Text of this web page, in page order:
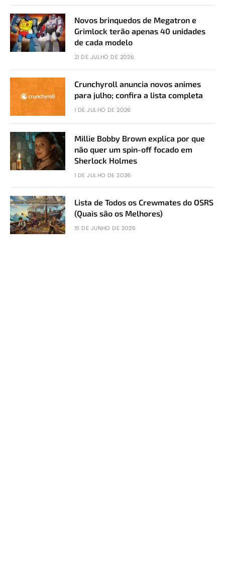
Novos brinquedos de Megatron e
Grimlock terão apenas 40 unidades
de cada modelo
21 DE JULHO DE 2026
Crunchyroll anuncia novos animes
para julho; confira a lista completa
1 DE JULHO DE 2026
Millie Bobby Brown explica por que
não quer um spin-off focado em
Sherlock Holmes
1 DE JULHO DE 2026
Lista de Todos os Crewmates do OSRS
(Quais são os Melhores)
15 DE JUNHO DE 2026